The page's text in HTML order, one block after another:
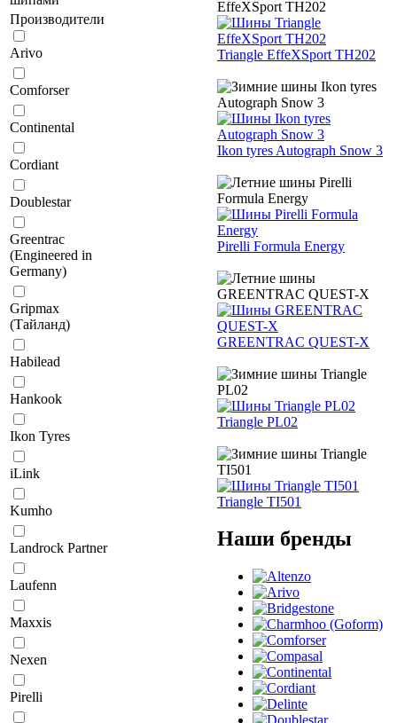
Производители
Arivo
Comforser
Continental
Cordiant
Doublestar
Greentrac
(Engineered in
Germany)
Gripmax
(Тайланд)
Habilead
Hankook
Ikon Tyres
iLink
Kumho
Landrock Partner
Laufenn
Maxxis
Nexen
Pirelli
Triangle EffeXSport TH202
Ikon tyres Autograph Snow 3
Pirelli Formula Energy
GREENTRAC QUEST-X
Triangle PL02
Triangle TI501
Наши бренды